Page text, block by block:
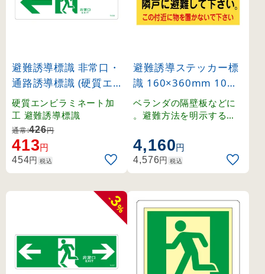
避難誘導標識 非常口・
通路誘導標識 (硬質エ
ンビ) 120×360mm 左
矢印 白地 (65303)
硬質エンビラミネート加
工 避難誘導標識
通常:426円
413円
454円 税込
避難誘導ステッカー標
識 160×360mm 10枚
1組 非常の際はここを
破って (74001)
ベランダの隔壁板などに
。避難方法を明示するス
4,160円
4,576円 税込
-
3
%